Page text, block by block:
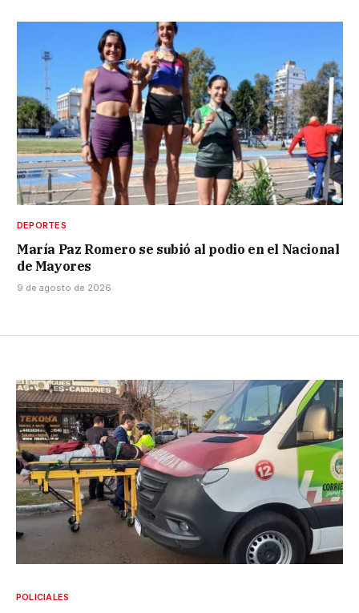
DEPORTES
María Paz Romero se subió al podio en el Nacional
de Mayores
9 de agosto de 2026
POLICIALES